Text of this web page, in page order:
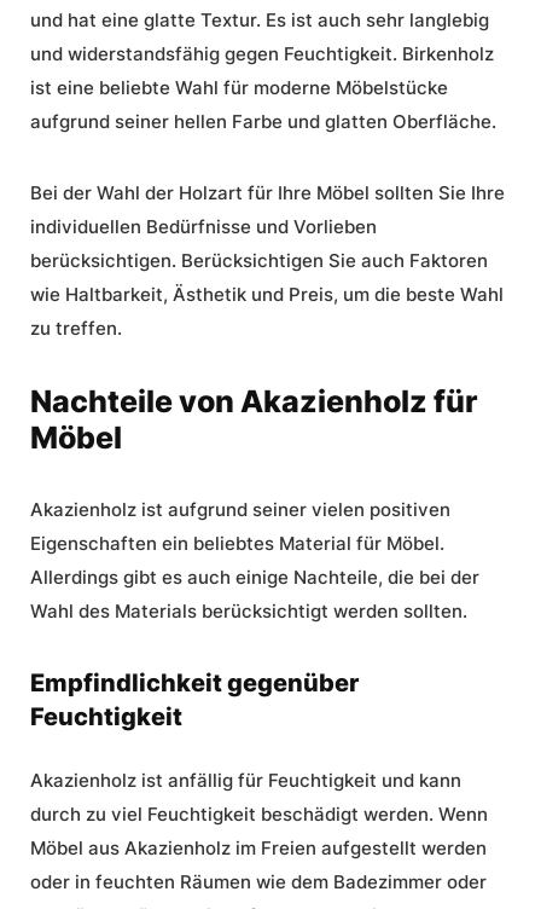
und hat eine glatte Textur. Es ist auch sehr langlebig
und widerstandsfähig gegen Feuchtigkeit. Birkenholz
ist eine beliebte Wahl für moderne Möbelstücke
aufgrund seiner hellen Farbe und glatten Oberfläche.
Bei der Wahl der Holzart für Ihre Möbel sollten Sie Ihre
individuellen Bedürfnisse und Vorlieben
berücksichtigen. Berücksichtigen Sie auch Faktoren
wie Haltbarkeit, Ästhetik und Preis, um die beste Wahl
zu treffen.
Nachteile von Akazienholz für
Möbel
Akazienholz ist aufgrund seiner vielen positiven
Eigenschaften ein beliebtes Material für Möbel.
Allerdings gibt es auch einige Nachteile, die bei der
Wahl des Materials berücksichtigt werden sollten.
Empfindlichkeit gegenüber
Feuchtigkeit
Akazienholz ist anfällig für Feuchtigkeit und kann
durch zu viel Feuchtigkeit beschädigt werden. Wenn
Möbel aus Akazienholz im Freien aufgestellt werden
oder in feuchten Räumen wie dem Badezimmer oder